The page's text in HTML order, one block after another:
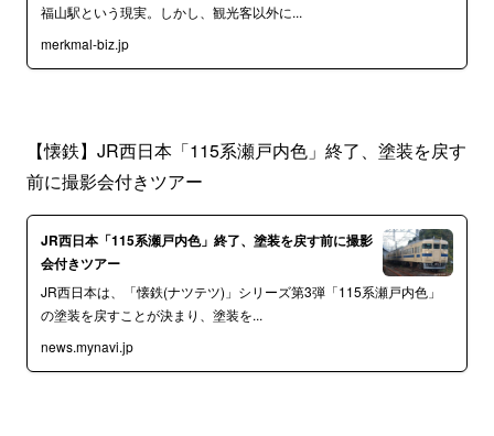
福山駅という現実。しかし、観光客以外に...
merkmal-biz.jp
【懐鉄】JR西日本「115系瀬戸内色」終了、塗装を戻す
前に撮影会付きツアー
JR西日本「115系瀬戸内色」終了、塗装を戻す前に撮影
会付きツアー
JR西日本は、「懐鉄(ナツテツ)」シリーズ第3弾「115系瀬戸内色」
の塗装を戻すことが決まり、塗装を...
news.mynavi.jp